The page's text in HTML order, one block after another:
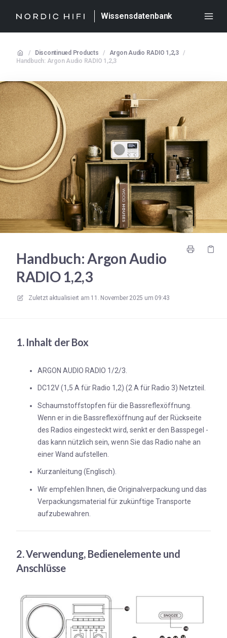
Wissensdatenbank
/ Discontinued Products / Argon Audio RADIO 1,2,3 /
Handbuch: Argon Audio RADIO 1,2,3
Handbuch: Argon Audio
RADIO 1,2,3
Zuletzt aktualisiert am 11. November 2025 um 09:43
1. Inhalt der Box
ARGON AUDIO RADIO 1/2/3.
DC12V (1,5 A für Radio 1,2) (2 A für Radio 3) Netzteil.
Schaumstoffstopfen für die Bassreflexöffnung.
Wenn er in die Bassreflexöffnung auf der Rückseite
des Radios eingesteckt wird, senkt er den Basspegel -
das kann nützlich sein, wenn Sie das Radio nahe an
einer Wand aufstellen.
Kurzanleitung (Englisch).
Wir empfehlen Ihnen, die Originalverpackung und das
Verpackungsmaterial für zukünftige Transporte
aufzubewahren.
2. Verwendung, Bedienelemente und
Anschlüsse